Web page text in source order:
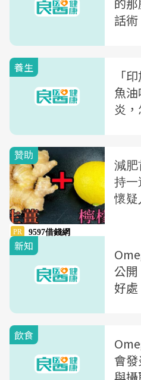
話
養生
「
魚
炎
新知
公
好
飲食
會
與